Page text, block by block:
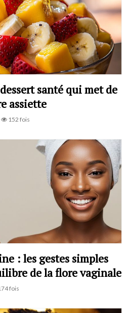
santé qui met de
assiette
152 fois
: les gestes simples
de la flore vaginale
fois